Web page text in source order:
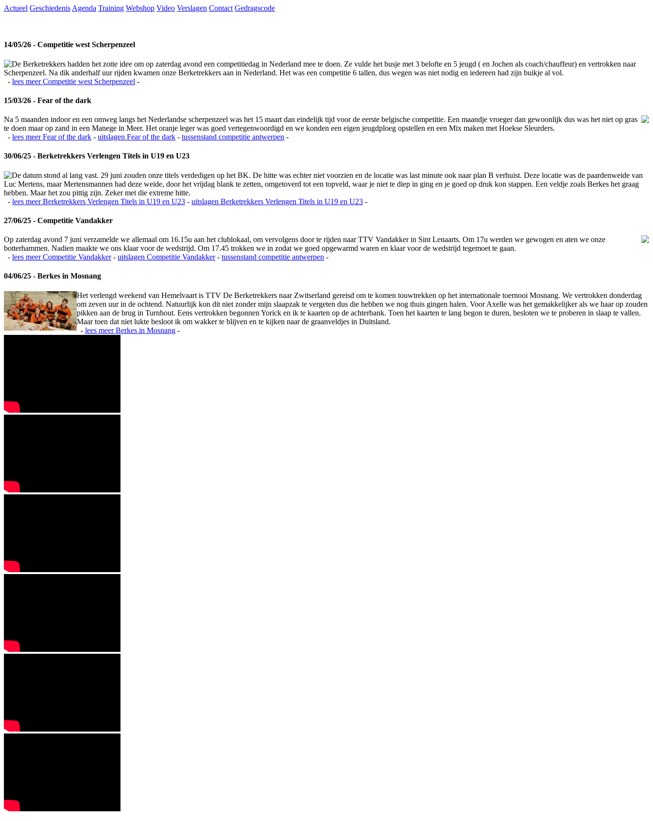
Actueel Geschiedenis Agenda Training Webshop Video Verslagen Contact Gedragscode
14/05/26 - Competitie west Scherpenzeel
De Berketrekkers hadden het zotte idee om op zaterdag avond een competitiedag in Nederland mee te doen. Ze vulde het busje met 3 belofte en 5 jeugd ( en Jochen als coach/chauffeur) en vertrokken naar
Scherpenzeel. Na dik anderhalf uur rijden kwamen onze Berketrekkers aan in Nederland. Het was een competitie 6 tallen, dus wegen was niet nodig en iedereen had zijn buikje al vol.
- lees meerCompetitie west Scherpenzeel -
15/03/26 - Fear of the dark
Na 5 maanden indoor en een omweg langs het Nederlandse scherpenzeel was het 15 maart dan eindelijk tijd voor de eerste belgische competitie. Een maandje vroeger dan gewoonlijk dus was het niet op gras
te doen maar op zand in een Manege in Meer. Het oranje leger was goed vertegenwoordigd en we konden een eigen jeugdploeg opstellen en een Mix maken met Hoekse Sleurders.
- lees meerFear of the dark - uitslagen Fear of the dark - tussenstand competitie antwerpen -
30/06/25 - Berketrekkers Verlengen Titels in U19 en U23
De datum stond al lang vast. 29 juni zouden onze titels verdedigen op het BK. De hitte was echter niet voorzien en de locatie was last minute ook naar plan B verhuist. Deze locatie was de paardenweide van
Luc Mertens, maar Mertensmannen had deze weide, door het vrijdag blank te zetten, omgetoverd tot een topveld, waar je niet te diep in ging en je goed op druk kon stappen. Een veldje zoals Berkes het graag
hebben. Maar het zou pittig zijn. Zeker met die extreme hitte.
- lees meerBerketrekkers Verlengen Titels in U19 en U23 - uitslagen Berketrekkers Verlengen Titels in U19 en U23 -
27/06/25 - Competitie Vandakker
Op zaterdag avond 7 juni verzamelde we allemaal om 16.15u aan het clublokaal, om vervolgens door te rijden naar TTV Vandakker in Sint Lenaarts. Om 17u werden we gewogen en aten we onze
botterhammen. Nadien maakte we ons klaar voor de wedstrijd. Om 17.45 trokken we in zodat we goed opgewarmd waren en klaar voor de wedstrijd tegemoet te gaan.
- lees meerCompetitie Vandakker- uitslagen Competitie Vandakker- tussenstand competitie antwerpen -
04/06/25 - Berkes in Mosnang
Het verlengd weekend van Hemelvaart is TTV De Berketrekkers naar Zwitserland gereisd om te komen touwtrekken op het internationale toernooi Mosnang. We vertrokken donderdag
om zeven uur in de ochtend. Natuurlijk kon dit niet zonder mijn slaapzak te vergeten dus die hebben we nog thuis gingen halen. Voor Axelle was het gemakkelijker als we haar op zouden
pikken aan de brug in Turnhout. Eens vertrokken begonnen Yorick en ik te kaarten op de achterbank. Toen het kaarten te lang begon te duren, besloten we te proberen in slaap te vallen.
Maar toen dat niet lukte besloot ik om wakker te blijven en te kijken naar de graanveldjes in Duitsland.
- lees meerBerkes in Mosnang -